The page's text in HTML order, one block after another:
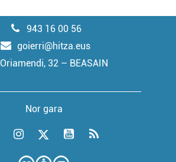
943 16 00 56
goierri@hitza.eus
Oriamendi, 32 – BEASAIN
Nor gara